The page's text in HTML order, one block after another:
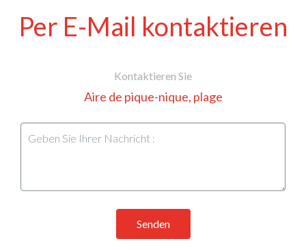
Per E-Mail kontaktieren
Kontaktieren Sie
Aire de pique-nique, plage
Senden